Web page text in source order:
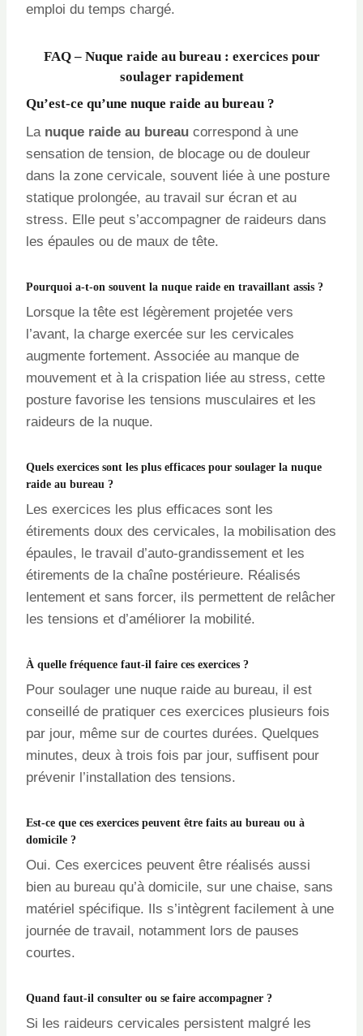
emploi du temps chargé.
FAQ – Nuque raide au bureau : exercices pour
soulager rapidement
Qu’est-ce qu’une nuque raide au bureau ?
La nuque raide au bureau correspond à une
sensation de tension, de blocage ou de douleur
dans la zone cervicale, souvent liée à une posture
statique prolongée, au travail sur écran et au
stress. Elle peut s’accompagner de raideurs dans
les épaules ou de maux de tête.
Pourquoi a-t-on souvent la nuque raide en travaillant assis ?
Lorsque la tête est légèrement projetée vers
l’avant, la charge exercée sur les cervicales
augmente fortement. Associée au manque de
mouvement et à la crispation liée au stress, cette
posture favorise les tensions musculaires et les
raideurs de la nuque.
Quels exercices sont les plus efficaces pour soulager la nuque
raide au bureau ?
Les exercices les plus efficaces sont les
étirements doux des cervicales, la mobilisation des
épaules, le travail d’auto-grandissement et les
étirements de la chaîne postérieure. Réalisés
lentement et sans forcer, ils permettent de relâcher
les tensions et d’améliorer la mobilité.
À quelle fréquence faut-il faire ces exercices ?
Pour soulager une nuque raide au bureau, il est
conseillé de pratiquer ces exercices plusieurs fois
par jour, même sur de courtes durées. Quelques
minutes, deux à trois fois par jour, suffisent pour
prévenir l’installation des tensions.
Est-ce que ces exercices peuvent être faits au bureau ou à
domicile ?
Oui. Ces exercices peuvent être réalisés aussi
bien au bureau qu’à domicile, sur une chaise, sans
matériel spécifique. Ils s’intègrent facilement à une
journée de travail, notamment lors de pauses
courtes.
Quand faut-il consulter ou se faire accompagner ?
Si les raideurs cervicales persistent malgré les